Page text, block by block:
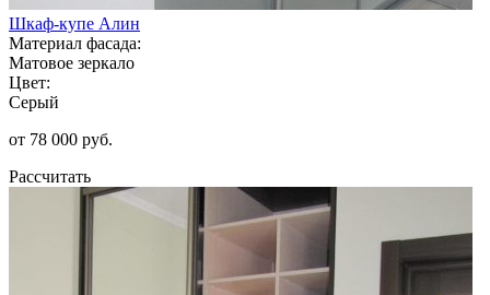
Шкаф-купе Алин
Материал фасада:
Матовое зеркало
Цвет:
Серый
от 78 000 руб.
Рассчитать